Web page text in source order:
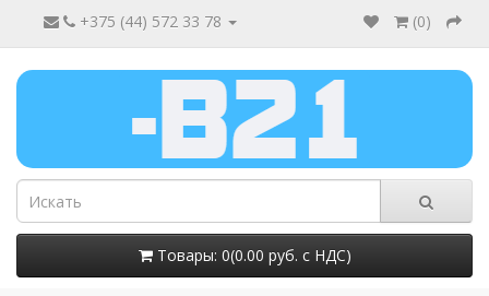
+375 (44) 572 33 78 (0)
Товары: 0(0.00 руб. с НДС)